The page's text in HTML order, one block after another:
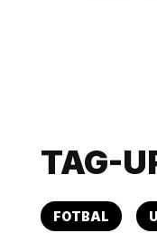
TAG-
FOTBAL